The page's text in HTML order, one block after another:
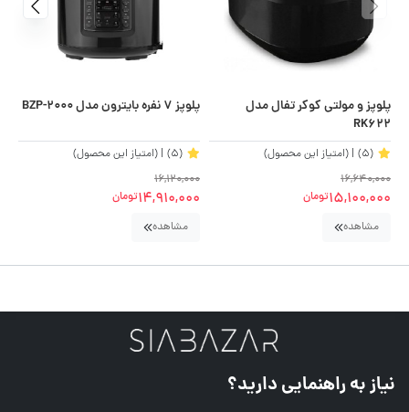
پلوپز و مولتی کوکر تفال مدل
RK622
(5)
| (امتیاز این محصول)
16,640,000
15,100,000تومان
مشاهده
پلوپز 7 نفره بایترون مدل BZP-2000
(5)
| (امتیاز این محصول)
16,120,000
14,910,000تومان
مشاهده
نیاز به راهنمایی دارید؟